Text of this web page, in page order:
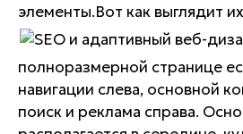
элементы.Вот как выглядит
полноразмерной странице
навигации слева, основной
поиск и реклама справа.